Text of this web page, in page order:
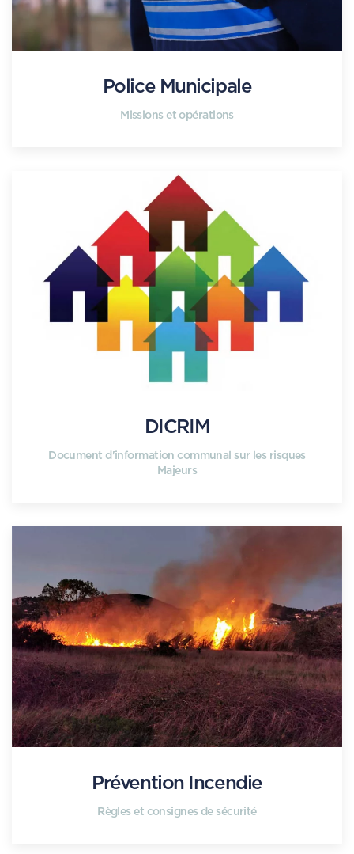
Police Municipale
Missions et opérations
DICRIM
Document d'information communal sur les risques
Majeurs
Prévention Incendie
Règles et consignes de sécurité